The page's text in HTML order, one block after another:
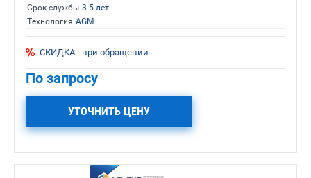
Срок службы 3-5 лет
Технология AGM
СКИДКА - при обращении
По запросу
УТОЧНИТЬ ЦЕНУ